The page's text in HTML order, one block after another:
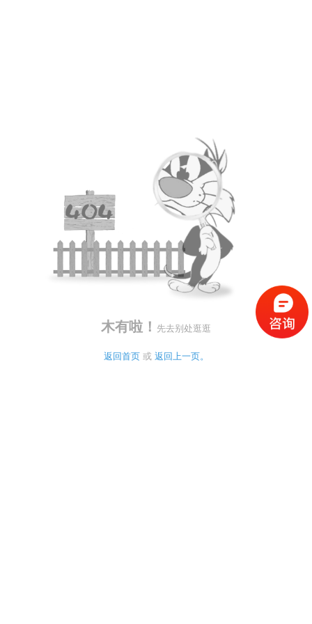
木有啦！ 先去别处逛逛
返回首页 或 返回上一页。